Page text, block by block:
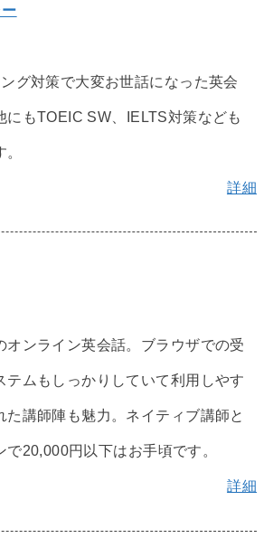
グ対策で大変お世話になった英会
にもTOEIC SW、IELTS対策なども
詳細
オンライン英会話。ブラウザでの受
テムもしっかりしていて利用しやす
た講師陣も魅力。ネイティブ講師と
20,000円以下はお手頃です。
詳細